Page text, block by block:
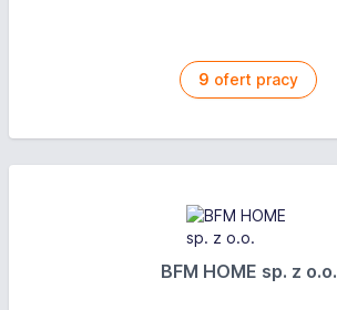
9 ofert pracy
BFM HOME sp. z o.o.